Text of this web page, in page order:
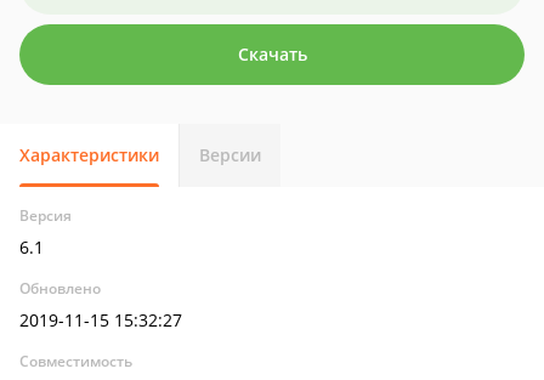
Скачать
Характеристики Версии
Версия
6.1
Обновлено
2019-11-15 15:32:27
Совместимость